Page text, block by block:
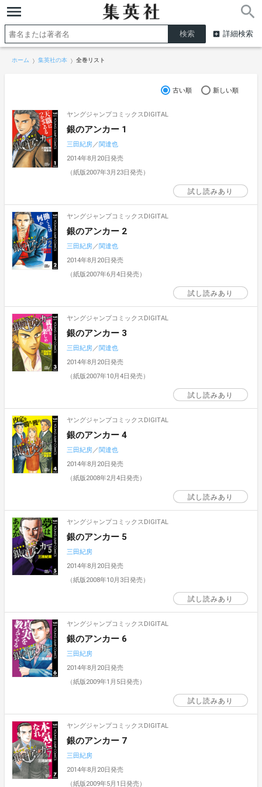
詳細検索
ホーム 集英社の本 全巻リスト
古い順 新しい順
ヤングジャンプコミックスDIGITAL
銀のアンカー 1
三田紀房／ 関達也
2014年8月20日発売
（紙版2007年3月23日発売）
試し読みあり
ヤングジャンプコミックスDIGITAL
銀のアンカー 2
三田紀房／ 関達也
2014年8月20日発売
（紙版2007年6月4日発売）
試し読みあり
ヤングジャンプコミックスDIGITAL
銀のアンカー 3
三田紀房／ 関達也
2014年8月20日発売
（紙版2007年10月4日発売）
試し読みあり
ヤングジャンプコミックスDIGITAL
銀のアンカー 4
三田紀房／ 関達也
2014年8月20日発売
（紙版2008年2月4日発売）
試し読みあり
ヤングジャンプコミックスDIGITAL
銀のアンカー 5
三田紀房
2014年8月20日発売
（紙版2008年10月3日発売）
試し読みあり
ヤングジャンプコミックスDIGITAL
銀のアンカー 6
三田紀房
2014年8月20日発売
（紙版2009年1月5日発売）
試し読みあり
ヤングジャンプコミックスDIGITAL
銀のアンカー 7
三田紀房
2014年8月20日発売
（紙版2009年5月1日発売）